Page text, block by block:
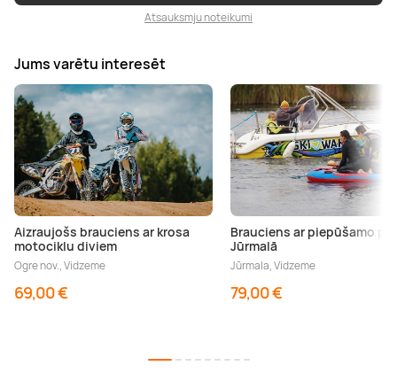
Atsauksmju noteikumi
Jums varētu interesēt
Aizraujošs brauciens ar krosa
motociklu diviem
Ogre nov., Vidzeme
69,00 €
Brauciens ar piepūšamo
Jūrmalā
Jūrmala, Vidzeme
79,00 €